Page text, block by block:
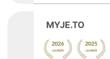
MYJE.TO